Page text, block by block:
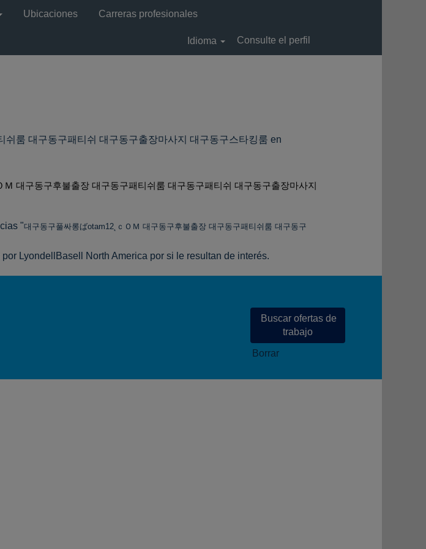
Ubicaciones Carreras profesionales
Idioma Consulte el perfil
룸 대구동구패티쉬 대구동구출장마사지 대구동구스타킹룸 en
Ｍ 대구동구후불출장 대구동구패티쉬룸 대구동구패티쉬 대구동구출장마사지
"대구동구풀싸롱ばotam12˛ｃＯＭ 대구동구후불출장 대구동구패티쉬룸 대구동구
LyondellBasell North America por si le resultan de interés.
Borrar